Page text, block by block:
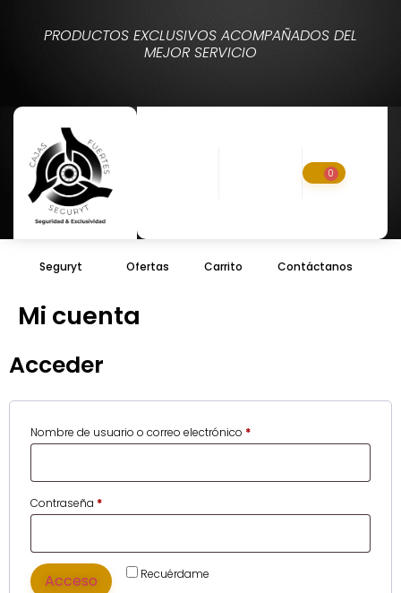
PRODUCTOS EXCLUSIVOS ACOMPAÑADOS DEL
MEJOR SERVICIO
0
Seguryt Ofertas Carrito Contáctanos
Mi cuenta
Acceder
Nombre de usuario o correo electrónico *
Contraseña *
Recuérdame
Acceso